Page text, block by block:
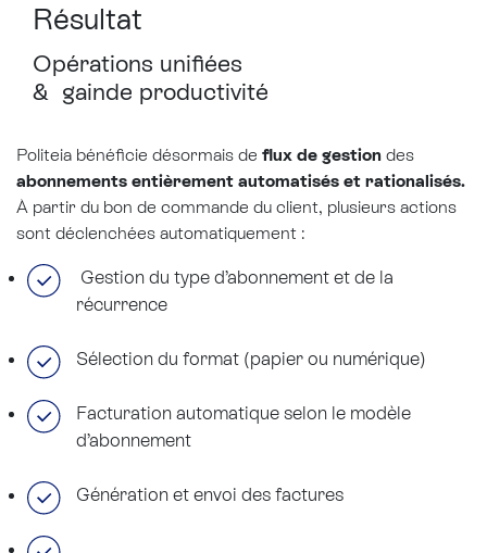
Résultat
Opérations unifiées
& gainde productivité
Politeia bénéficie désormais de flux de gestion des
abonnements entièrement automatisés et rationalisés.
À partir du bon de commande du client, plusieurs actions
sont déclenchées automatiquement :
Gestion du type d’abonnement et de la
récurrence
Sélection du format (papier ou numérique)
Facturation automatique selon le modèle
d’abonnement
Génération et envoi des factures